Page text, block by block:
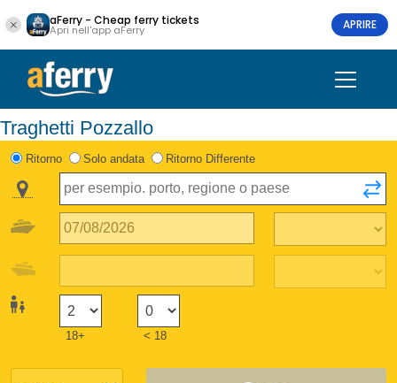
aFerry - Cheap ferry tickets
Apri nell'app aFerry APRIRE
Traghetti Pozzallo
Ritorno Solo andata Ritorno Differente
18+ < 18